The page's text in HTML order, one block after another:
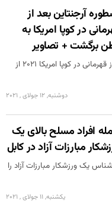
آرجنتاین بعد از
در کوپا امریکا به
برگشت + تصاویر
آریانانیوز: کاروان تیم ملی فوتبال آرجنتاین بعد از قهرمانی در کوپا امریکا 2021 از
دوشنبه, 12 جولای , 2021
افراد مسلح بالای یک
مبارزات آزاد در کابل
یک ورزشکار مبارزات آزاد را
یکشنبه, 11 جولای , 2021